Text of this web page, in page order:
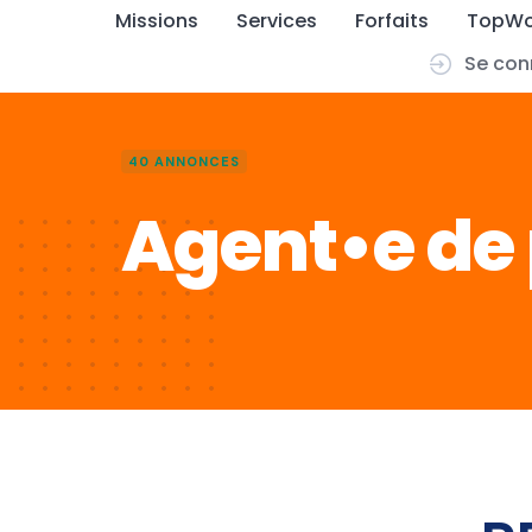
Missions Services Forfaits
Se
40 ANNONCES
Agent•e